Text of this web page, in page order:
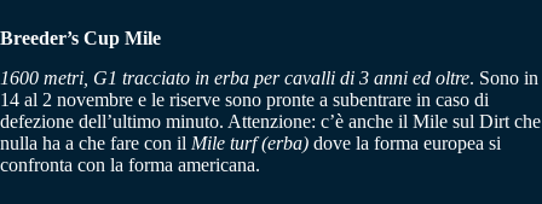
Breeder’s Cup Mile
1600 metri, G1 tracciato in erba per cavalli di 3 anni ed oltre. Sono in
14 al 2 novembre e le riserve sono pronte a subentrare in caso di
defezione dell’ultimo minuto. Attenzione: c’è anche il Mile sul Dirt che
nulla ha a che fare con il Mile turf (erba) dove la forma europea si
confronta con la forma americana.